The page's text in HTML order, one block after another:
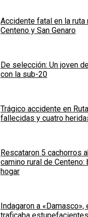
Accidente fatal en la ruta
Centeno y San Genaro
De selección: Un joven
con la sub-20
Trágico accidente en
fallecidas y cuatro
Rescataron 5 cachorros
camino rural de Centeno:
hogar
Indagaron a